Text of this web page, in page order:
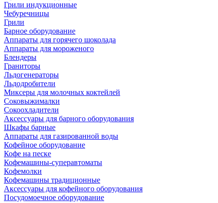
Грили индукционные
Чебуречницы
Грили
Барное оборудование
Аппараты для горячего шоколада
Аппараты для мороженого
Блендеры
Граниторы
Льдогенераторы
Льдодробители
Миксеры для молочных коктейлей
Соковыжималки
Сокоохладители
Аксессуары для барного оборудования
Шкафы барные
Аппараты для газированной воды
Кофейное оборудование
Кофе на песке
Кофемашины-суперавтоматы
Кофемолки
Кофемашины традиционные
Аксессуары для кофейного оборудования
Посудомоечное оборудование